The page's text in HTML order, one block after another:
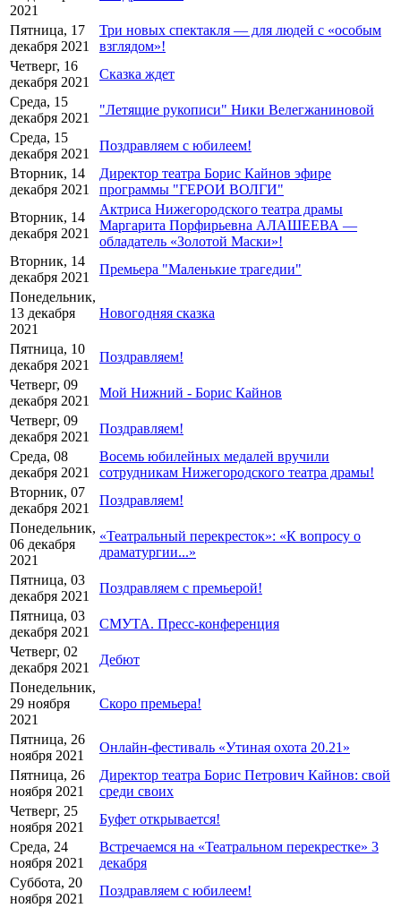
2021
Пятница, 17
декабря 2021
Три новых спектакля — для людей с «особым
взглядом»!
Четверг, 16
декабря 2021
Сказка ждет
Среда, 15
декабря 2021
"Летящие рукописи" Ники Велегжаниновой
Среда, 15
декабря 2021
Поздравляем с юбилеем!
Вторник, 14
декабря 2021
Директор театра Борис Кайнов эфире
программы "ГЕРОИ ВОЛГИ"
Вторник, 14
декабря 2021
Актриса Нижегородского театра драмы
Маргарита Порфирьевна АЛАШЕЕВА —
обладатель «Золотой Маски»!
Вторник, 14
декабря 2021
Премьера "Маленькие трагедии"
Понедельник,
13 декабря
2021
Новогодняя сказка
Пятница, 10
декабря 2021
Поздравляем!
Четверг, 09
декабря 2021
Мой Нижний - Борис Кайнов
Четверг, 09
декабря 2021
Поздравляем!
Среда, 08
декабря 2021
Восемь юбилейных медалей вручили
сотрудникам Нижегородского театра драмы!
Вторник, 07
декабря 2021
Поздравляем!
Понедельник,
06 декабря
2021
«Театральный перекресток»: «К вопросу о
драматургии...»
Пятница, 03
декабря 2021
Поздравляем с премьерой!
Пятница, 03
декабря 2021
СМУТА. Пресс-конференция
Четверг, 02
декабря 2021
Дебют
Понедельник,
29 ноября
2021
Скоро премьера!
Пятница, 26
ноября 2021
Онлайн-фестиваль «Утиная охота 20.21»
Пятница, 26
ноября 2021
Директор театра Борис Петрович Кайнов: свой
среди своих
Четверг, 25
ноября 2021
Буфет открывается!
Среда, 24
ноября 2021
Встречаемся на «Театральном перекрестке» 3
декабря
Суббота, 20
ноября 2021
Поздравляем с юбилеем!